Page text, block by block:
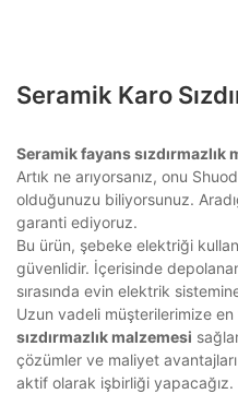
Seramik Karo
Seramik fayans sızdırmazlık
Artık ne arıyorsanız, onu
olduğunuzu biliyorsunuz.
garanti ediyoruz.
Bu ürün, şebeke elektriği
güvenlidir. İçerisinde
sırasında evin elektrik
Uzun vadeli müşterilerimize
sızdırmazlık malzemesi
çözümler ve maliyet
aktif olarak işbirliği yapacağız.